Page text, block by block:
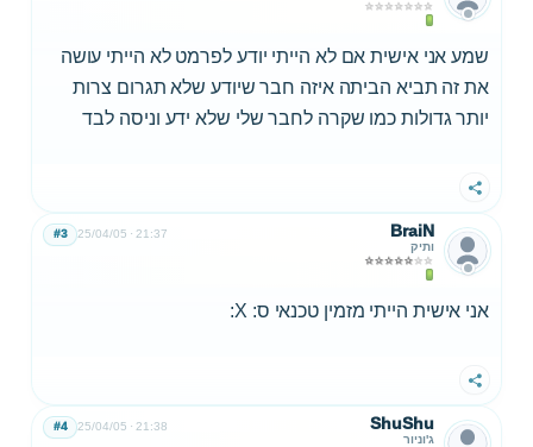
שמע אני אישית אם לא הייתי יודע לפרמט לא הייתי עושה
את זה תביא הביתה איזה חבר שיודע שלא תגרום צרות
יותר גדולות כמו שקרה לחבר שלי שלא ידע וניסה לבד
שתף
BraiN
ותיק
25/04/05 21:37
#3
אני אישית הייתי מזמין טכנאי ס: X:
שתף
ShuShu
ג'וניור
25/04/05 21:38
#4